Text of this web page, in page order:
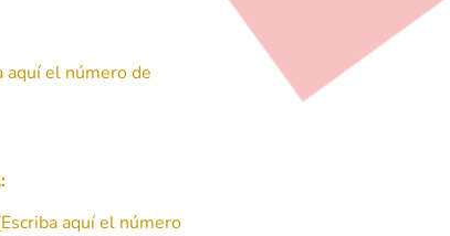
aquí el número de
aquí el número